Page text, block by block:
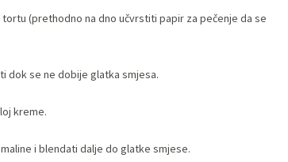
(prethodno na dno učvrstiti papir za pečenje da se
dok se ne dobije glatka smjesa.
kreme.
i blendati dalje do glatke smjese.